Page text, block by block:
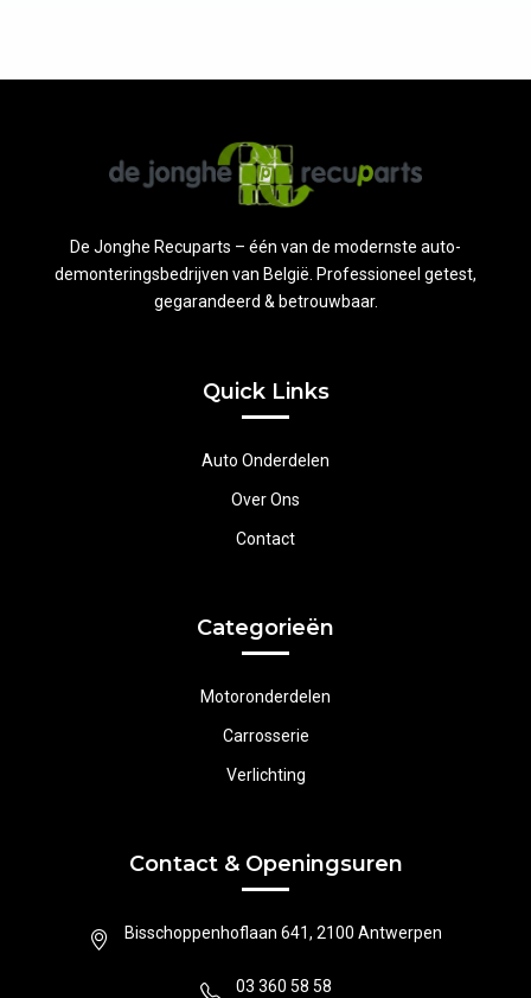
De Jonghe Recuparts – één van de modernste auto-
demonteringsbedrijven van België. Professioneel getest,
gegarandeerd & betrouwbaar.
Quick Links
Auto Onderdelen
Over Ons
Contact
Categorieën
Motoronderdelen
Carrosserie
Verlichting
Contact & Openingsuren
Bisschoppenhoflaan 641, 2100 Antwerpen
03 360 58 58